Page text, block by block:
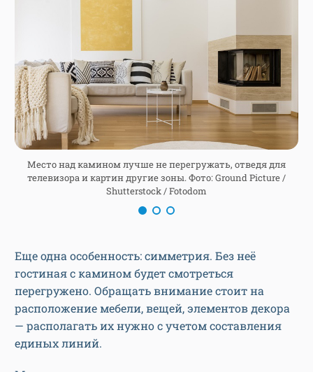
Место над камином лучше не перегружать, отведя для
телевизора и картин другие зоны. Фото: Ground Picture /
Shutterstock / Fotodom
Еще одна особенность: симметрия. Без неё
гостиная с камином будет смотреться
перегружено. Обращать внимание стоит на
расположение мебели, вещей, элементов декора
— располагать их нужно с учетом составления
единых линий.